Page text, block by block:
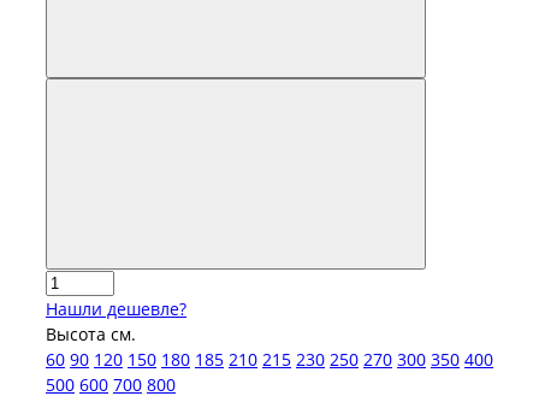
Нашли дешевле?
Высота см.
60 90 120 150 180 185 210 215 230 250 270 300 350 400
500 600 700 800